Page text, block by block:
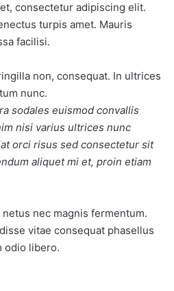
consectetur adipiscing elit.
turpis amet. Mauris
facilisi.
non, consequat. In ultrices
nunc.
sodales euismod convallis
nisi varius ultrices nunc
orci risus sed consectetur sit
aliquet mi et, proin etiam
nec magnis fermentum.
vitae consequat phasellus
odio libero.